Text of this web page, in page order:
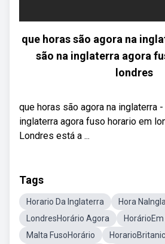
que horas são agora na
são na inglaterra agora
londres
que horas são agora na inglaterra
inglaterra agora fuso horario em
Londres está a ...
Tags
Horario Da Inglaterra
Hora
LondresHorário Agora
Malta FusoHorário